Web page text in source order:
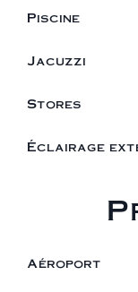
Piscine
Jacuzzi
Stores
Éclairage
Aéroport